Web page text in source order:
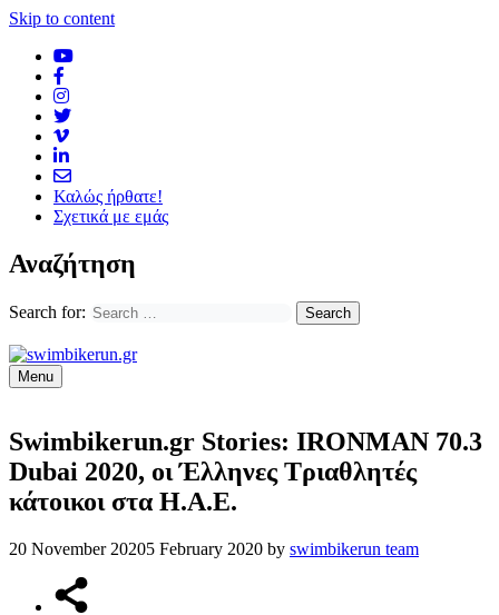
Skip to content
Καλώς ήρθατε!
Σχετικά με εμάς
Αναζήτηση
Search for:
Menu
Swimbikerun.gr Stories: IRONMAN 70.3
Dubai 2020, οι Έλληνες Τριαθλητές
κάτοικοι στα Η.Α.Ε.
20 November 20205 February 2020 by swimbikerun team